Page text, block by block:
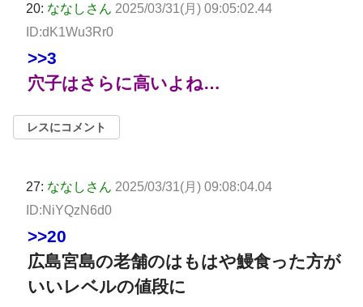
20: ななしさん 2025/03/31(月) 09:05:02.44
ID:dK1Wu3Rr0
>>3
穴子はさらに高いよね…
レスにコメント
27: ななしさん 2025/03/31(月) 09:08:04.04
ID:NiYQzN6d0
>>20
広島宮島の老舗のはもはや鰻食った方が
いいレベルの値段に